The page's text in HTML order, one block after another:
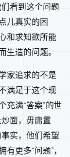
看到这个问题
儿真实的困
和求知欲所能
生造的问题。
家追求的不是
满足于这个现
充满“答案”的世
面，毋庸置
实，他们希望
更多“问题”，